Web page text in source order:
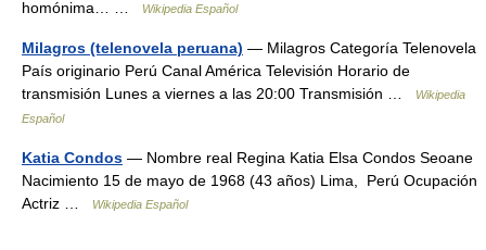
homónima… …
Wikipedia Español
Milagros (telenovela peruana) — Milagros Categoría Telenovela
País originario Perú Canal América Televisión Horario de
transmisión Lunes a viernes a las 20:00 Transmisión …
Wikipedia
Español
Katia Condos — Nombre real Regina Katia Elsa Condos Seoane
Nacimiento 15 de mayo de 1968 (43 años) Lima, Perú Ocupación
Actriz …
Wikipedia Español